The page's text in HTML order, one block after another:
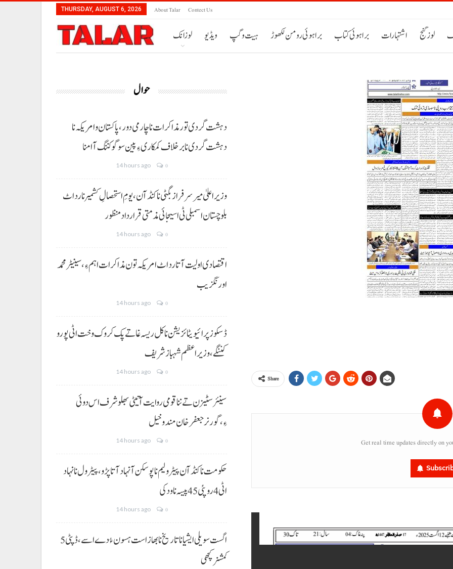
THURSDAY, AUGUST 6, 2026 About Talar Contect Us
لوزانک ویڈیو ہیت و گپ براہوئی رومن لکھوڑ براہوئی کتاب اشتہارات لوز گنج
Share
Get real time updates directly on
حوال
دہشت گردی تور مذاکرات نا چارمی دور،پاکستان و امریکہ نا
دہشت گردی نا برخلاف کمکاری ءِ پین سوگو کننگ آ امنا
14 hours ago 0
وزیراعلیٰ میر سرفراز بگٹی نا کنڈ آن،یومِ استحصالِ کشمیر نا رد اٹ
بلوچستان اسمبلی ٹی اسیجائی مذمتی قرارداد منظور
14 hours ago 0
اقتصادی اولیت آتا رد اٹ امریکہ تون مذاکرات اہم ءِ،سینیٹر محمد
اورنگزیب
14 hours ago 0
ڈسکوز پرائیویٹائزیشن نا کل ریسہ غاتے پک کروک وخت اٹی پورو
کننگے ،وزیراعظم شہباز شریف
14 hours ago 0
سینئر سٹیزن تے ننا قومی روایت آتیٹی بھلو شرف اس دوئی
ءِ،گورنر جعفرخان مندوخیل
14 hours ago 0
حکومت نا کنڈ آن پیٹرولیم نا پوسکن آ نہاد آتا پڑو،پیٹرول نا نہاد
اٹی 4 روپئی 45 پیسہ نا ودکی
14 hours ago 0
5 اگست سویلی ایشیا نا تاریخ نا بھاز است ہسون ءُ دے اسے،ڈپٹی
کمشنر کچھی